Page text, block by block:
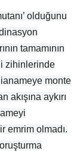
olduğunu
tamamının
zihinlerinde
monte
aykırı
emrim olmadı.